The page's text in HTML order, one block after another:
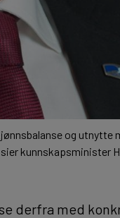
og utnytte
kunnskapsminister
derfra med